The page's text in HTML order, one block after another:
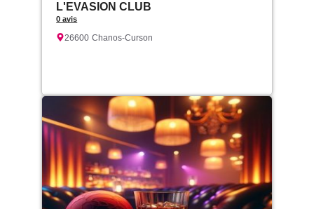
L'EVASION CLUB
0 avis
26600 Chanos-Curson